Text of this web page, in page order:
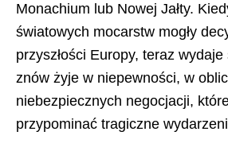
Monachium lub Nowej Jałty.
światowych mocarstw mogły
przyszłości Europy, teraz
znów żyje w niepewności, w
niebezpiecznych negocjacji,
przypominać tragiczne